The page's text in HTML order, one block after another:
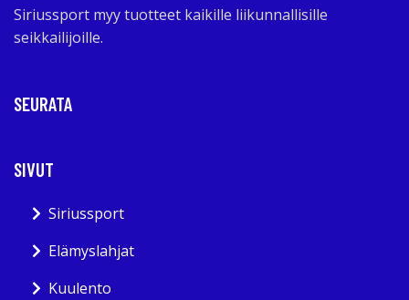
Siriussport myy tuotteet kaikille liikunnallisille
seikkailijoille.
SEURATA
SIVUT
Siriussport
Elämyslahjat
Kuulento